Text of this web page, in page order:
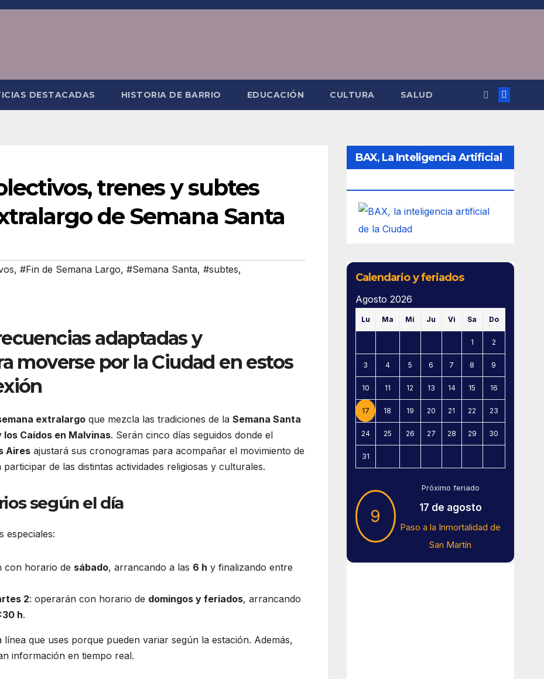
DESTACADAS HISTORIA DE BARRIO EDUCACIÓN CULTURA SALUD
trenes y subtes
de Semana Santa
, #Fin de Semana Largo, #Semana Santa, #subtes,
adaptadas y
moverse por la Ciudad en estos
extralargo que mezcla las tradiciones de la Semana Santa
los Caídos en Malvinas. Serán cinco días seguidos donde el
Aires ajustará sus cronogramas para acompañar el movimiento de
de las distintas actividades religiosas y culturales.
según el día
especiales:
con horario de sábado, arrancando a las 6 h y finalizando entre
2: operarán con horario de domingos y feriados, arrancando
h.
que uses porque pueden variar según la estación. Además,
información en tiempo real.
BAX, La Inteligencia Artificial
Calendario y feriados
Agosto 2026
Lu Ma Mi Ju Vi Sa Do
1 2
3 4 5 6 7 8 9
10 11 12 13 14 15 16
17 18 19 20 21 22 23
24 25 26 27 28 29 30
31
9
Próximo feriado
17 de agosto
Paso a la Inmortalidad de
San Martín